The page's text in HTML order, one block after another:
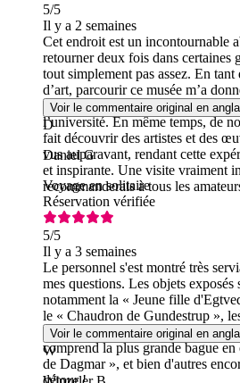
5/5
Il y a 2 semaines
Cet endroit est un incontournable
retourner deux fois dans certaines
tout simplement pas assez. En tant
d’art, parcourir ce musée m’a
des souvenirs précieux de mes
l’université. En même temps, de
fait découvrir des artistes et des
vus auparavant, rendant cette
et inspirante. Une visite vraiment
recommanderais à tous les
Voir le commentaire original en
D
Daniel G
Voyage en solitaire
Réservation vérifiée
5/5
Il y a 3 semaines
Le personnel s'est montré très
mes questions. Les objets exposés
notamment la « Jeune fille
le « Chaudron de Gundestrup »,
Cornes d'or », la section
comprend la plus grande bague
de Dagmar », et bien d'autres
détour !
Voir le commentaire original en
W